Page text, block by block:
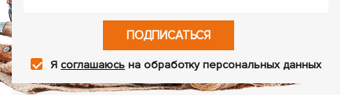
ПОДПИСАТЬСЯ
Ясоглашаюсь на обработку персональных данных